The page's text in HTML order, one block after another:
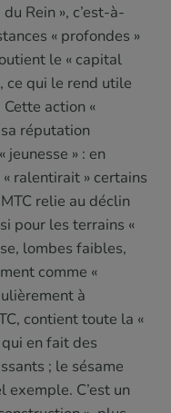
Rein », c’est-à-
« profondes »
le « capital
ce qui le rend utile
Cette action «
réputation
jeunesse » : en
ralentirait » certains
relie au déclin
pour les terrains «
lombes faibles,
comme «
à
contient toute la «
en fait des
; le sésame
exemple. C’est un